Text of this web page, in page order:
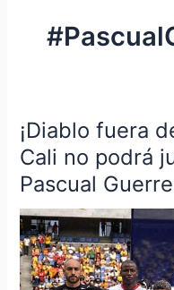
¡Diablo fuera
Cali no podrá
Pascual
¡Diablo
fuera
de
casa!
América
de
Cali
no